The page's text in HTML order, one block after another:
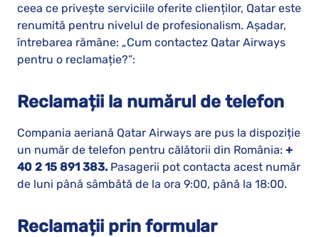
ceea ce privește serviciile oferite clienților, Qatar este
renumită pentru nivelul de profesionalism. Așadar,
întrebarea rămâne: „Cum contactez Qatar Airways
pentru o reclamație?”:
Reclamații la numărul de telefon
Compania aeriană Qatar Airways are pus la dispoziție
un număr de telefon pentru călătorii din România: +
40 2 15 891 383. Pasagerii pot contacta acest număr
de luni până sâmbătă de la ora 9:00, până la 18:00.
Reclamații prin formular